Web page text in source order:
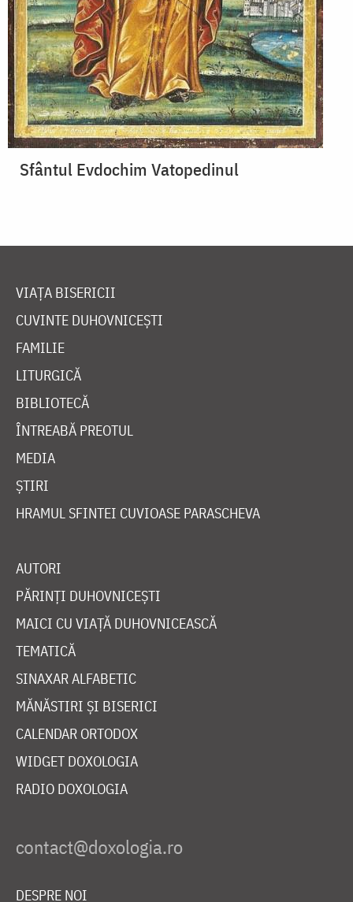
Sfântul Evdochim Vatopedinul
VIAȚA BISERICII
CUVINTE DUHOVNICEȘTI
FAMILIE
LITURGICĂ
BIBLIOTECĂ
ÎNTREABĂ PREOTUL
MEDIA
ȘTIRI
HRAMUL SFINTEI CUVIOASE PARASCHEVA
AUTORI
PĂRINȚI DUHOVNICEȘTI
MAICI CU VIAȚĂ DUHOVNICEASCĂ
TEMATICĂ
SINAXAR ALFABETIC
MĂNĂSTIRI ȘI BISERICI
CALENDAR ORTODOX
WIDGET DOXOLOGIA
RADIO DOXOLOGIA
DESPRE NOI